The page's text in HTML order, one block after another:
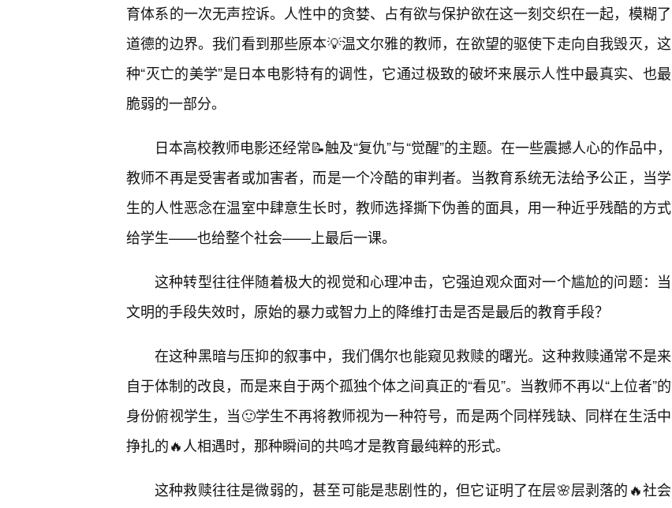
育体系的一次无声控诉。人性中的贪婪、占有欲与保护欲在这一刻交织在一起，模糊了
道德的边界。我们看到那些原本💡温文尔雅的教师，在欲望的驱使下走向自我毁灭，这
种“灭亡的美学”是日本电影特有的调性，它通过极致的破坏来展示人性中最真实、也最
脆弱的一部分。
日本高校教师电影还经常📝触及“复仇”与“觉醒”的主题。在一些震撼人心的作品中，
教师不再是受害者或加害者，而是一个冷酷的审判者。当教育系统无法给予公正，当学
生的人性恶念在温室中肆意生长时，教师选择撕下伪善的面具，用一种近乎残酷的方式
给学生——也给整个社会——上最后一课。
这种转型往往伴随着极大的视觉和心理冲击，它强迫观众面对一个尴尬的问题：当
文明的手段失效时，原始的暴力或智力上的降维打击是否是最后的教育手段？
在这种黑暗与压抑的叙事中，我们偶尔也能窥见救赎的曙光。这种救赎通常不是来
自于体制的改良，而是来自于两个孤独个体之间真正的“看见”。当教师不再以“上位者”的
身份俯视学生，当🙂学生不再将教师视为一种符号，而是两个同样残缺、同样在生活中
挣扎的🔥人相遇时，那种瞬间的共鸣才是教育最纯粹的形式。
这种救赎往往是微弱的，甚至可能是悲剧性的，但它证明了在层🌸层剥落的🔥社会